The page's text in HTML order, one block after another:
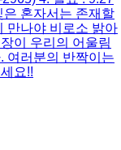
혼자서는 존재할
만나야 비로소 밝아
이 우리의 어울림
여러분의 반짝이는
요!!